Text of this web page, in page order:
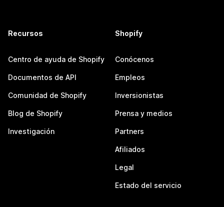
Recursos
Centro de ayuda de Shopify
Documentos de API
Comunidad de Shopify
Blog de Shopify
Investigación
Shopify
Conócenos
Empleos
Inversionistas
Prensa y medios
Partners
Afiliados
Legal
Estado del servicio